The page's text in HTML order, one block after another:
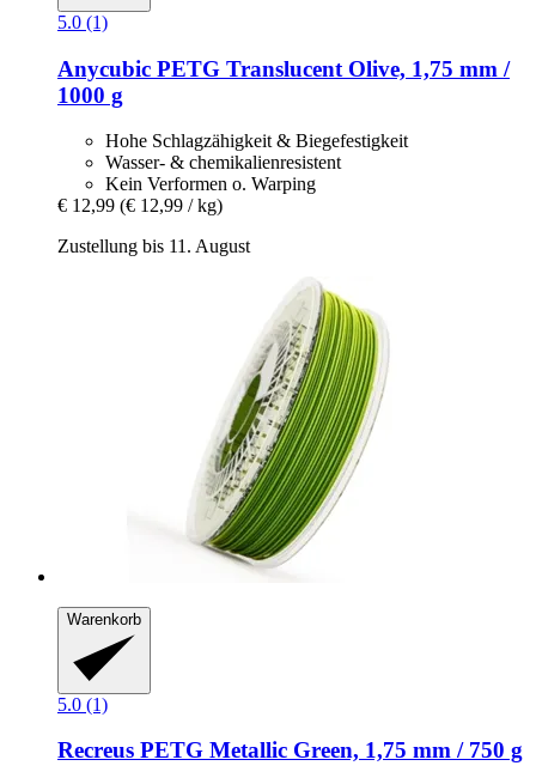
5.0 (1)
Anycubic PETG Translucent Olive, 1,75 mm /
1000 g
Hohe Schlagzähigkeit & Biegefestigkeit
Wasser- & chemikalienresistent
Kein Verformen o. Warping
€ 12,99 (€ 12,99 / kg)
Zustellung bis 11. August
Warenkorb
5.0 (1)
Recreus PETG Metallic Green, 1,75 mm / 750 g